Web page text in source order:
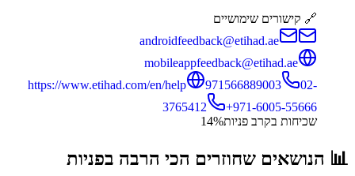
🔗 קישורים שימושיים
androidfeedback@etihad.ae
mobileappfeedback@etihad.ae
https://www.etihad.com/en/help
971566889003
02-
3765412
+971-6005-55666
שכיחות בקרב פניות
14%
📊 הנושאים שחוזרים הכי הרבה בפניות